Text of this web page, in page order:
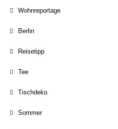
Wohnreportage
Berlin
Reisetipp
Tee
Tischdeko
Sommer